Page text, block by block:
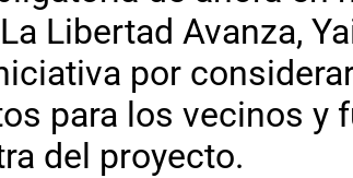
Libertad Avanza,
por
para los vecinos y
del proyecto.